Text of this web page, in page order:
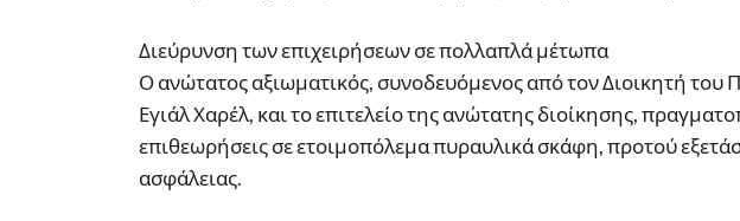
Διεύρυνση των επιχειρήσεων σε πολλαπλά μέτωπα
Ο ανώτατος αξιωματικός, συνοδευόμενος από τον Διοικητή
Εγιάλ Χαρέλ, και το επιτελείο της ανώτατης διοίκησης,
επιθεωρήσεις σε ετοιμοπόλεμα πυραυλικά σκάφη, προτού
ασφάλειας.